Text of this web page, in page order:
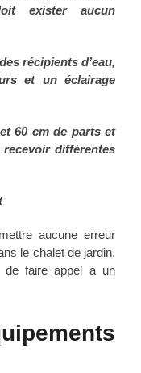
exister aucun
récipients d’eau,
et un éclairage
60 cm de parts et
recevoir différentes
aucune erreur
le chalet de jardin.
de faire appel à un